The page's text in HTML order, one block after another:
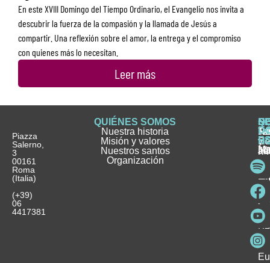
En este XVIII Domingo del Tiempo Ordinario, el Evangelio nos invita a
descubrir la fuerza de la compasión y la llamada de Jesús a
compartir. Una reflexión sobre el amor, la entrega y el compromiso
con quienes más lo necesitan.
Leer más
Piazza
Salerno,
3
00161
Roma
(Italia)
(+39)
06
4417381
QUIÉNES SOMOS
Nuestra historia
Misión y valores
Nuestros santos
Organización
e
y
y